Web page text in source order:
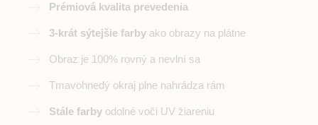
Prémiová kvalita prevedenia
3-krát sýtejšie farby ako obrazy na plátne
Obraz je 100% rovný a nevlní sa
Tmavohnedý okraj plne nahrádza rám
Stále farby odolné voči UV žiareniu